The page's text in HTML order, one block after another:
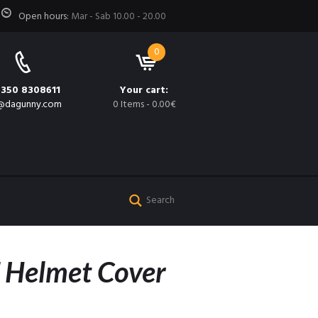
Open hours: Mar - Sab 10.00 - 20.00
8308611
0
Your cart:
0 Items- 0.00€
Cover